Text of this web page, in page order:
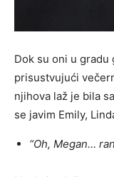
Dok su oni u
prisustvujući
njihova laž je bila
se javim Emily,
“Oh, Megan…